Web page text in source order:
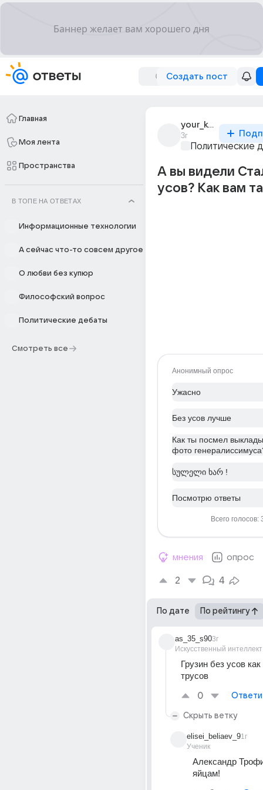
Создать пост
Главная
Моя лента
Пространства
В ТОПЕ НА ОТВЕТАХ
Информационные технологии
А сейчас что-то совсем другое
О любви без купюр
Философский вопрос
Политические дебаты
Смотреть все
your_kermit
3г
Политические
А вы видели
усов? Как вам
Анонимный опрос
Ужасно
Без усов лучше
Как ты посмел
фото
სულელი ხარ !
Посмотрю ответы
Всего голосов:
мнения опрос
2 4
По дате По рейтингу
as_35_s90
Искусственный интеллект
3г
Грузин без усов
трусов
0
Скрыть ветку
elisei_beliaev_9
Ученик
1г
Александр
яйцам!